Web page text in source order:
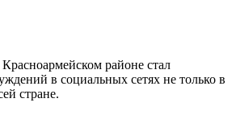
районе стал
в социальных сетях не только в
стране.